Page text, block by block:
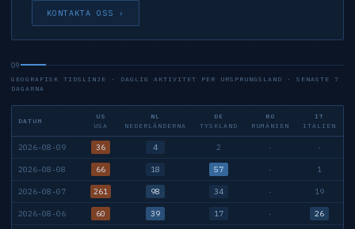
KONTAKTA OSS ›
09
GEOGRAFISK TIDSLINJE · DAGLIG AKTIVITET PER URSPRUNGSLAND · SENASTE 7
DAGARNA
DATUM
US
USA
NL
NEDERLÄNDERNA
DE
TYSKLAND
RO
RUMÄNIEN
IT
ITALIEN
2026-08-09 36 4 2 · ·
2026-08-08 66 18 57 · 1
2026-08-07 261 98 34 · 19
2026-08-06 60 39 17 · 26